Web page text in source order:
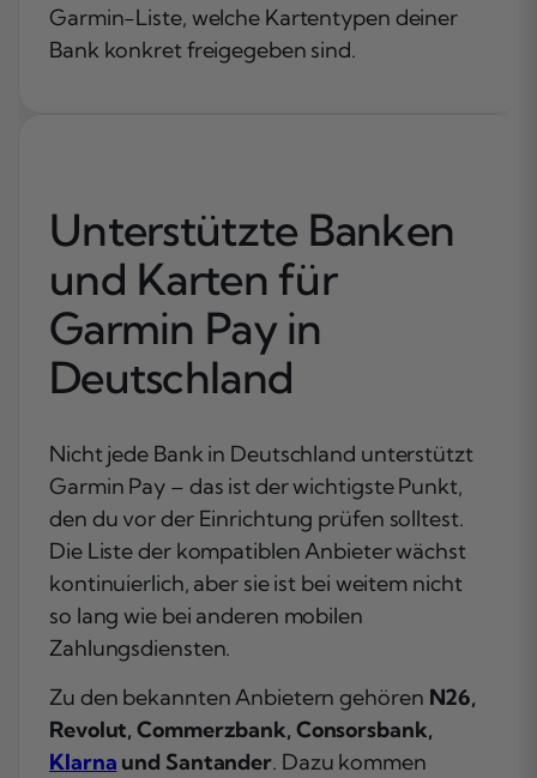
Garmin-Liste, welche Kartentypen deiner
Bank konkret freigegeben sind.
Unterstützte Banken
und Karten für
Garmin Pay in
Deutschland
Nicht jede Bank in Deutschland unterstützt
Garmin Pay – das ist der wichtigste Punkt,
den du vor der Einrichtung prüfen solltest.
Die Liste der kompatiblen Anbieter wächst
kontinuierlich, aber sie ist bei weitem nicht
so lang wie bei anderen mobilen
Zahlungsdiensten.
Zu den bekannten Anbietern gehören N26,
Revolut, Commerzbank, Consorsbank,
Klarna und Santander. Dazu kommen